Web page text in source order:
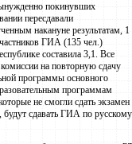
покинувших
пересдавали
накануне результатам, 1
ГИА (135 чел.)
составила 3,1. Все
на повторную сдачу
программы основного
программам
не смогли сдать экзамен
будут сдавать ГИА по русскому